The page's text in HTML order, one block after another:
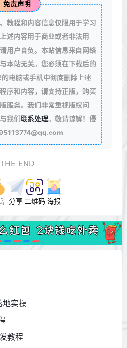
免责声明
教程和内容信息仅限用于学习
述内容用于商业或者非法用
用户自负。本站信息来自网络
本站无关。您必须在下载后的
电脑或手机中彻底删除上述
序和内容，请支持正版，购买
服务。我们非常重视版权问
我们联系处理。敬请谅解！侵
THE END
分享 二维码 海报
地实操
教程